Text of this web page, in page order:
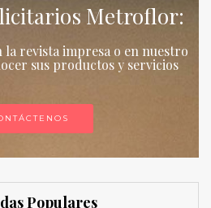
Metroflor:
la revista impresa o en nuestro
sus productos y servicios
Populares